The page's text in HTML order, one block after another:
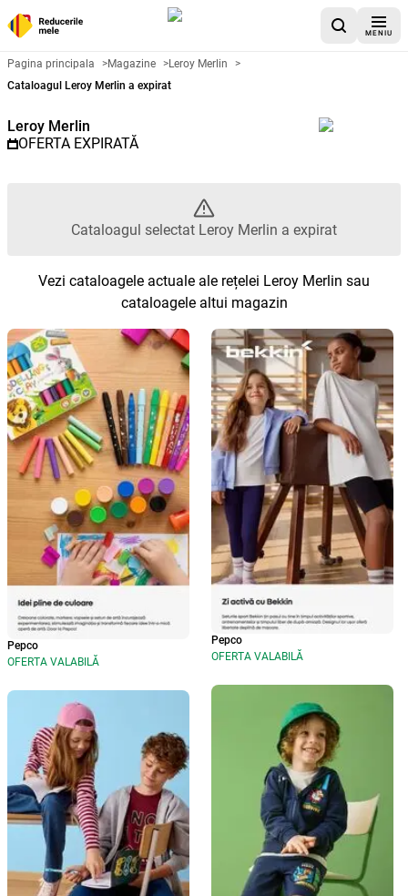
MENIU
Catalog promoțional Leroy
Pagina principala >Magazine >Leroy Merlin
>
Cataloagul Leroy Merlin a expirat
Leroy Merlin
OFERTA EXPIRATĂ
Cataloagul selectat Leroy Merlin a expirat
Vezi cataloagele actuale ale rețelei Leroy Merlin sau
cataloagele altui magazin
Pepco
OFERTA VALABILĂ
Pepco
OFERTA VALABILĂ